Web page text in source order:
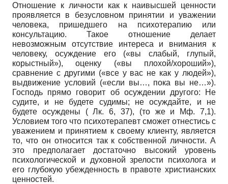
Отношение к личности как к наивысшей ценности
проявляется в безусловном принятии и уважении
человека, пришедшего на психотерапию или
консультацию. Такое отношение делает
невозможным отсутствие интереса и внимания к
человеку, осуждение его («вы слабый, глупый,
корыстный»), оценку («вы плохой/хороший»),
сравнение с другими («все у вас не как у людей»),
выдвижение условий («если вы…, пока вы не…»).
Господь прямо говорит об осуждении другого: Не
судите, и не будете судимы; не осуждайте, и не
будете осуждены ( Лк. 6, 37), (то же и Мф. 7,1).
Условием того что психотерапевт сможет отнестись с
уважением и принятием к своему клиенту, является
то, что он относится так к собственной личности. А
это предполагает достаточно высокий уровень
психологической и духовной зрелости психолога и
его глубокую убежденность в правоте христианских
ценностей.